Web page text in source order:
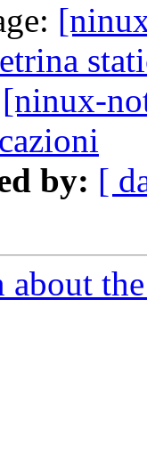
[ninux-
by: [